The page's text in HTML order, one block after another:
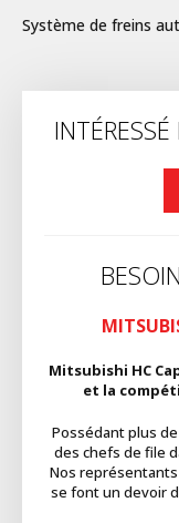
Système de freins
Mitsubishi HC
et la
Possédant plus
des chefs de file
Nos
se font un devoir